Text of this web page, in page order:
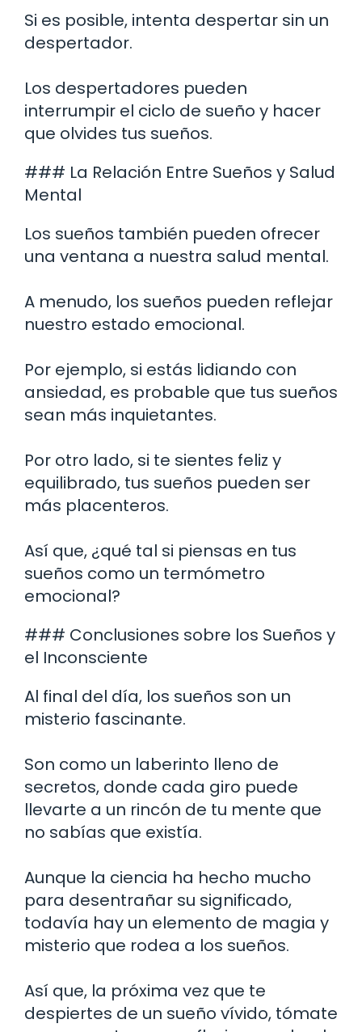
Si es posible, intenta despertar sin un
despertador.
Los despertadores pueden
interrumpir el ciclo de sueño y hacer
que olvides tus sueños.
### La Relación Entre Sueños y Salud
Mental
Los sueños también pueden ofrecer
una ventana a nuestra salud mental.
A menudo, los sueños pueden reflejar
nuestro estado emocional.
Por ejemplo, si estás lidiando con
ansiedad, es probable que tus sueños
sean más inquietantes.
Por otro lado, si te sientes feliz y
equilibrado, tus sueños pueden ser
más placenteros.
Así que, ¿qué tal si piensas en tus
sueños como un termómetro
emocional?
### Conclusiones sobre los Sueños y
el Inconsciente
Al final del día, los sueños son un
misterio fascinante.
Son como un laberinto lleno de
secretos, donde cada giro puede
llevarte a un rincón de tu mente que
no sabías que existía.
Aunque la ciencia ha hecho mucho
para desentrañar su significado,
todavía hay un elemento de magia y
misterio que rodea a los sueños.
Así que, la próxima vez que te
despiertes de un sueño vívido, tómate